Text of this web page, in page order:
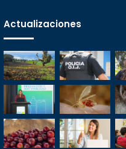
Actualizaciones